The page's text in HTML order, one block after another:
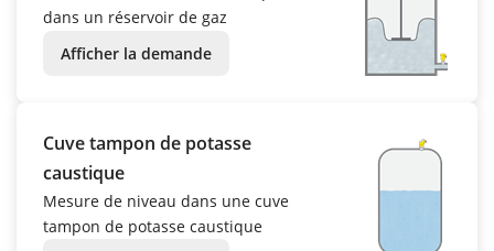
dans un réservoir de gaz
Afficher la demande
Cuve tampon de potasse
caustique
Mesure de niveau dans une cuve
tampon de potasse caustique